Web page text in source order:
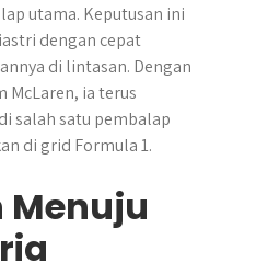
utama. Keputusan ini
dengan cepat
di lintasan. Dengan
McLaren, ia terus
salah satu pembalap
di grid Formula 1.
Menuju